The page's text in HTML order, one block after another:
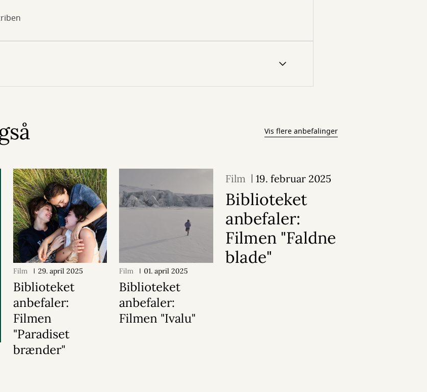
Vis flere anbefalinger
Film 29. april 2025
Biblioteket
anbefaler:
Filmen
"Paradiset
brænder"
Film 01. april 2025
Biblioteket
anbefaler:
Filmen "Ivalu"
Film 19. februar 2025
Biblioteket
anbefaler:
Filmen "Faldne
blade"